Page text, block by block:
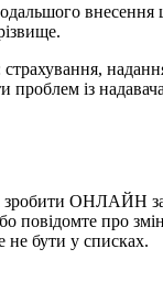
внесення
із
ОНЛАЙН
повідомте про
не бути у списках.